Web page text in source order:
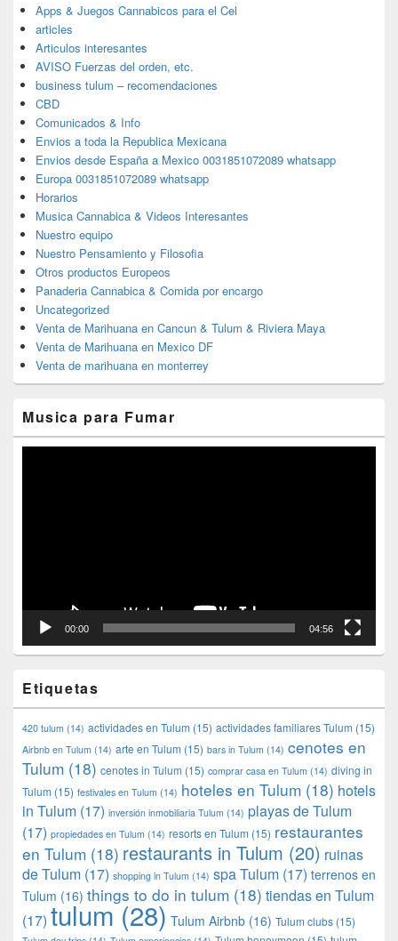
Apps & Juegos Cannabicos para el Cel
articles
Articulos interesantes
AVISO Fuerzas del orden, etc.
business tulum – recomendaciones
CBD
Comunicados & Info
Envios a toda la Republica Mexicana
Envios desde España a Mexico 0031851072089 whatsapp
Europa 0031851072089 whatsapp
Horarios
Musica Cannabica & Videos Interesantes
Nuestro equipo
Nuestro Pensamiento y Filosofia
Otros productos Europeos
Panaderia Cannabica & Comida por encargo
Uncategorized
Venta de Marihuana en Cancun & Tulum & Riviera Maya
Venta de Marihuana en Mexico DF
Venta de marihuana en monterrey
Musica para Fumar
00:00 04:56
Etiquetas
420 tulum (14) actividades en Tulum (15) actividades familiares Tulum (15)
Airbnb en Tulum (14) arte en Tulum (15) bars in Tulum (14) cenotes en
Tulum (18) cenotes in Tulum (15) comprar casa en Tulum (14) diving in
Tulum (15) festivales en Tulum (14) hoteles en Tulum (18) hotels
in Tulum (17) inversión inmobiliaria Tulum (14) playas de Tulum
(17) propiedades en Tulum (14) resorts en Tulum (15) restaurantes
en Tulum (18) restaurants in Tulum (20) ruinas
de Tulum (17) shopping in Tulum (14) spa Tulum (17) terrenos en
Tulum (16) things to do in tulum (18) tiendas en Tulum
(17) tulum(28) Tulum Airbnb (16) Tulum clubs (15)